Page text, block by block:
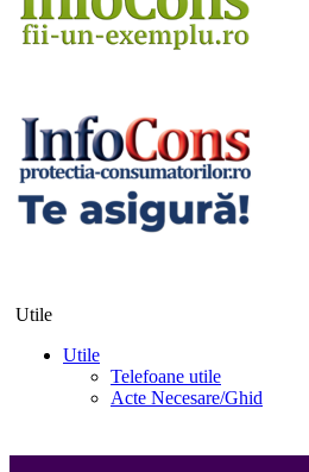
Utile
Utile
Telefoane utile
Acte Necesare/Ghid